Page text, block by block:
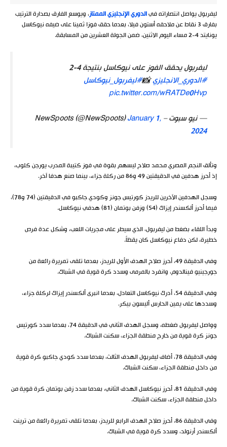
ليفربول يواصل انتصاراته فيالدوري الإنجليزي الممتاز، ويوسع الفارق بصدارة الترتيب
بفارق 3 نقاط عن ملاحقه أستون فيلا، بعدما حقق فوزا ثمينا على ضيفه نيوكاسل
يونايتد 4-2 مساء اليوم الاثنين، ضمن الجولة العشرين من المسابقة.
ليفربول يحقق الفوز على نيوكاسل بنتيجة 4-2
#الدوري_الانجليزي📸#ليفربول_نيوكاسل
pic.twitter.com/wRATDe0Hvp
— نيو سبوت – NewSpoots (@NewSpoots)January 1,
2024
وتألق النجم المصري محمد صلاح ليسهم بقوة في فوز كتيبة المدرب يورجن كلوب،
إذ أحرز هدفين في الدقيقتين 49 و86 من ركلة جزاء، بينما صنع هدفا آخر.
وسجل الهدفين الآخرين للريدز كورتيس جونز وكودي جاكبو في الدقيقتين (74 و78)،
فيما أحرز ألكسندر إيزاك (54) وزفن بوتمان (81) هدفي نيوكاسل.
وبدأ اللقاء بضغط من ليفربول، الذي سيطر على مجريات اللعب، وشكل عدة فرص
خطيرة، لكن دفاع نيوكاسل كان يقظاً.
وفي الدقيقة 49، أحرز صلاح الهدف الأول للريدز، بعدما تلقى تمريرة رائعة من
جورجينيو فينالدوم، وانفرد بالمرمى وسدد كرة قوية في الشباك.
وفي الدقيقة 54، أدرك نيوكاسل التعادل، بعدما انبرى ألكسندر إيزاك لركلة جزاء،
وسددها على يمين الحارس أليسون بيكر.
وواصل ليفربول ضغطه، وسجل الهدف الثاني في الدقيقة 74، بعدما سدد كورتيس
جونز كرة قوية من خارج منطقة الجزاء، سكنت الشباك.
وفي الدقيقة 78، أضاف ليفربول الهدف الثالث، بعدما سدد كودي جاكبو كرة قوية
من داخل منطقة الجزاء، سكنت الشباك.
وفي الدقيقة 81، أحرز نيوكاسل الهدف الثاني، بعدما سدد زفن بوتمان كرة قوية من
داخل منطقة الجزاء، سكنت الشباك.
وفي الدقيقة 86، أحرز صلاح الهدف الرابع للريدز، بعدما تلقى تمريرة رائعة من ترينت
ألكسندر أرنولد، وسدد كرة قوية في الشباك.